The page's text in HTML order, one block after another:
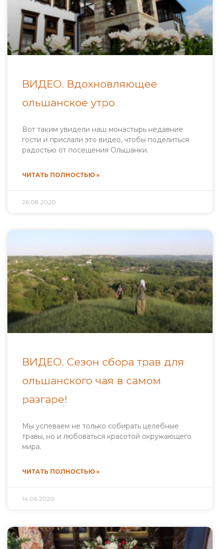
ВИДЕО. Вдохновляющее
ольшанское утро
Вот таким увидели наш монастырь недавние
гости и прислали это видео, чтобы поделиться
радостью от посещения Ольшанки.
ЧИТАТЬ ПОЛНОСТЬЮ »
26.08.2020
ВИДЕО. Сезон сбора трав для
ольшанского чая в самом
разгаре!
Мы успеваем не только собирать целебные
травы, но и любоваться красотой окружающего
мира.
ЧИТАТЬ ПОЛНОСТЬЮ »
14.06.2020